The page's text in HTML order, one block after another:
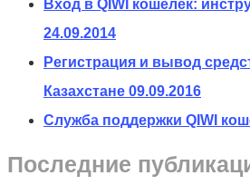
Вход в QIWI кошелек:
24.09.2014
Регистрация и вывод
Казахстане 09.09.2016
Служба поддержки QIWI
Последние